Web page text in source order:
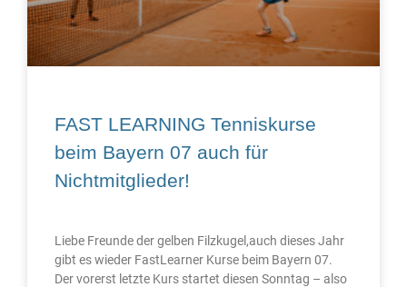
FAST LEARNING Tenniskurse
beim Bayern 07 auch für
Nichtmitglieder!
Liebe Freunde der gelben Filzkugel,auch dieses Jahr
gibt es wieder FastLearner Kurse beim Bayern 07.
Der vorerst letzte Kurs startet diesen Sonntag – also